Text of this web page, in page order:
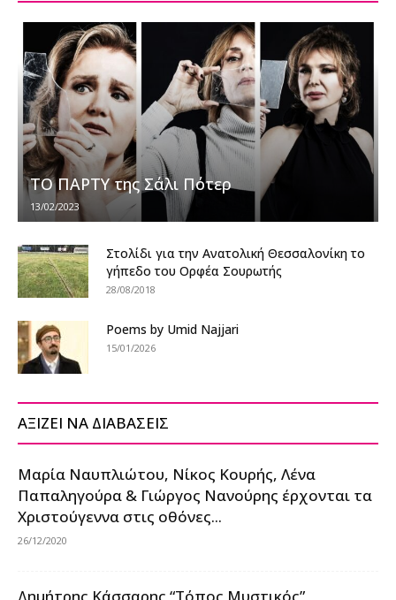
ΤΟ ΠΑΡΤΥ της Σάλι Πότερ
13/02/2023
Στολίδι για την Ανατολική Θεσσαλονίκη το
γήπεδο του Ορφέα Σουρωτής
28/08/2018
Poems by Umid Najjari
15/01/2026
ΑΞΙΖΕΙ ΝΑ ΔΙΑΒΑΣΕΙΣ
Μαρία Ναυπλιώτου, Νίκος Κουρής, Λένα
Παπαληγούρα & Γιώργος Νανούρης έρχονται τα
Χριστούγεννα στις οθόνες...
26/12/2020
Δημήτρης Κάσσαρης “Τόπος Μυστικός”